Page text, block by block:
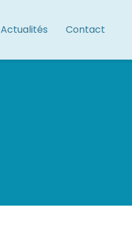
Actualités Contact